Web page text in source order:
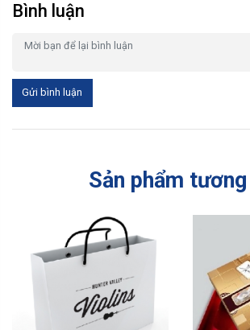
Bình luận
Gửi bình luận
Sản phẩm